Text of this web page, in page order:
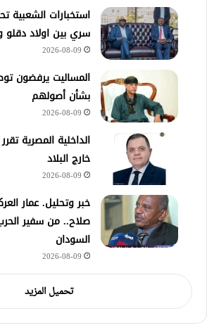
استخبارات الشعبية
سري بين اولاد دقلو
2026-08-09
المساليت يرفضون
بشأن أصولهم
2026-08-09
الداخلية المصرية
خارج البلاد
2026-08-09
خبر وتحليل. عمار
صلاح.. من سفير
السودان
2026-08-09
تحميل المزيد